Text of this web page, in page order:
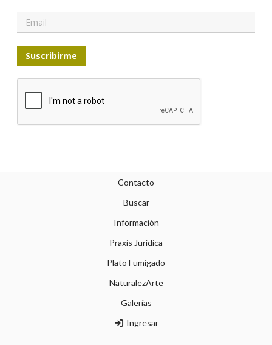
Suscribirme
Contacto
Buscar
Información
Praxis Jurídica
Plato Fumigado
NaturalezArte
Galerías
Ingresar